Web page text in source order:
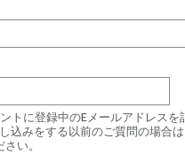
トに登録中のEメールアドレスを
込みをする以前のご質問の場合
い。